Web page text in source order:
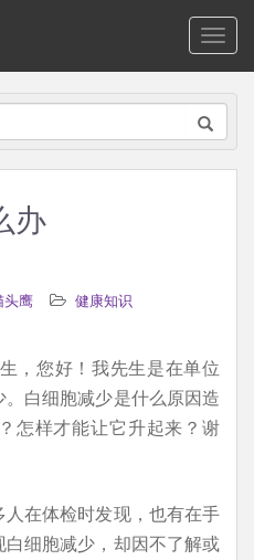
办
头鹰 健康知识
，您好！我先生是在单位
白细胞减少是什么原因造
怎样才能让它升起来？谢
在体检时发现，也有在手
细胞减少，却因不了解或